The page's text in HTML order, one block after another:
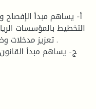
أ- يساهم مبدأ
التخطيط بالمؤسسات
تعزيز مدخلات
ج- يساهم مبدأ